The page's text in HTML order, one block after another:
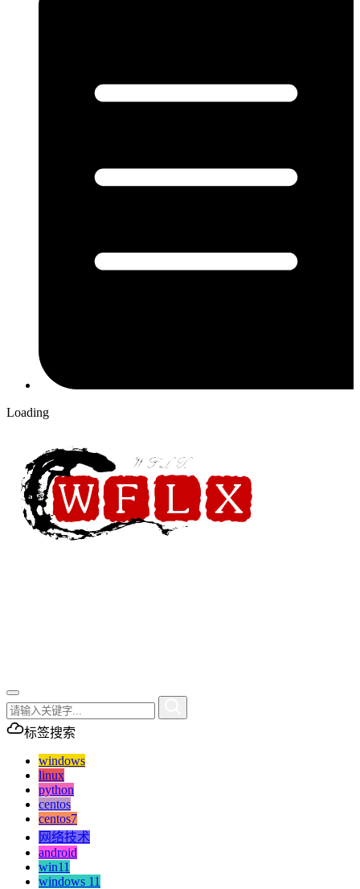
Loading
标签搜索
windows
linux
python
centos
centos7
网络技术
android
win11
windows 11